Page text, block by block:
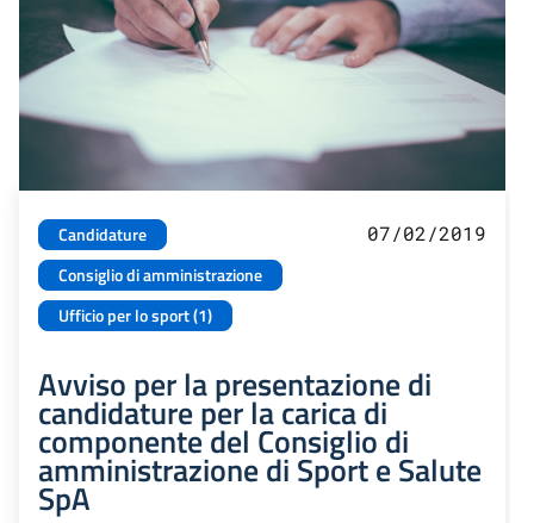
Candidature
Consiglio di amministrazione
Ufficio per lo sport (1)
07/02/2019
Avviso per la presentazione di
candidature per la carica di
componente del Consiglio di
amministrazione di Sport e Salute
SpA